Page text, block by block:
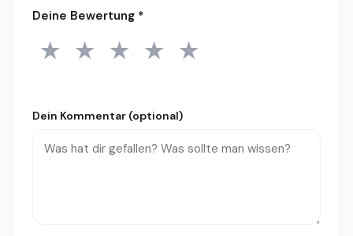
Deine Bewertung *
1 Stern
★ 2 Sterne
★ 3 Sterne
★ 4 Sterne
★ 5 Sterne
★
Dein Kommentar (optional)